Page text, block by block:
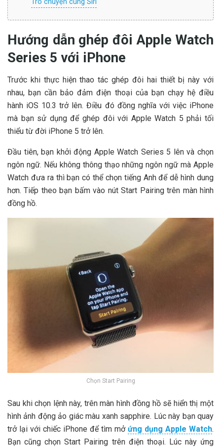
Hướng dẫn ghép đôi Apple Watch
Series 5 với iPhone
Trước khi thực hiện thao tác ghép đôi hai thiết bị này với
nhau, bạn cần bảo đảm điện thoại của bạn chạy hệ điều
hành iOS 10.3 trở lên. Điều đó đồng nghĩa với việc iPhone
mà bạn sử dụng để ghép đôi với Apple Watch 5 phải tối
thiểu từ đời iPhone 5 trở lên.
Đầu tiên, bạn khởi động Apple Watch Series 5 lên và chọn
ngôn ngữ. Nếu không thông thạo những ngôn ngữ mà Apple
Watch đưa ra thì bạn có thể chọn tiếng Anh để dễ hình dung
hơn. Tiếp theo bạn bấm vào nút Start Pairing trên màn hình
đồng hồ.
Chọn Start Pairing
Sau khi chọn lệnh này, trên màn hình đồng hồ sẽ hiển thị một
hình ảnh động ảo giác màu xanh sapphire. Lúc này bạn quay
trở lại với chiếc iPhone để tìm mở ứng dụng Apple Watch.
Bạn cũng chọn Start Pairing trên điện thoại. Lúc này ứng